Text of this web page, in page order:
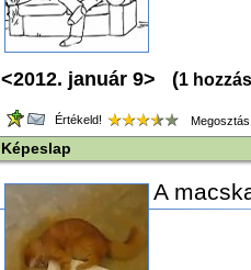
<2012. január 9> (1
Értékeld!
Képeslap
A